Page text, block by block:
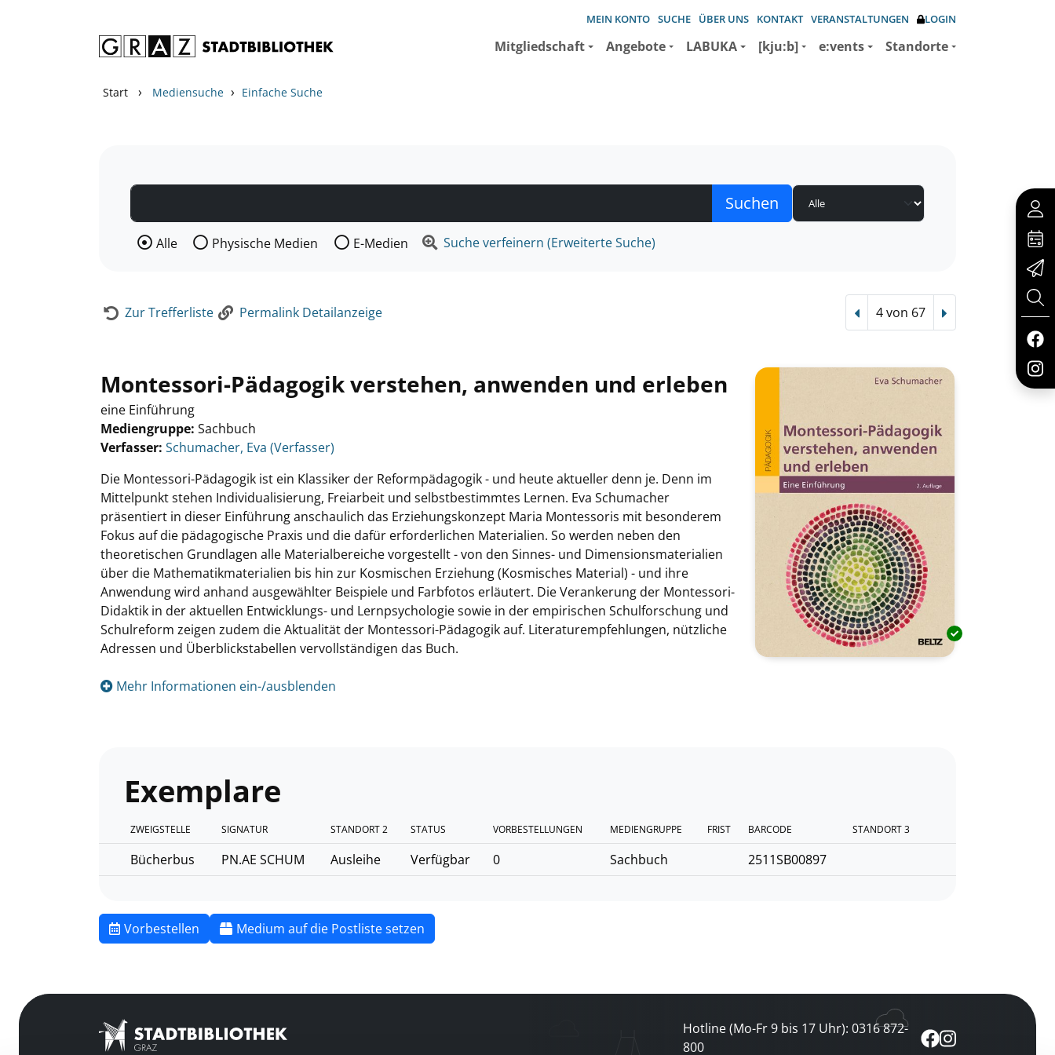
MEIN KONTO SUCHE ÜBER UNS KONTAKT VERANSTALTUNGEN LOGIN
Mitgliedschaft Angebote LABUKA [kju:b] e:vents Standorte
Start › Mediensuche › Einfache Suche
Wählen Sie die Medienart nach der Sie suchen wollen.
Alle Physische Medien E-Medien Suche verfeinern (Erweiterte Suche)
Zur Trefferliste Permalink Detailanzeige Vorheriger Treffer
4 von 67 Nächster Treffer
Montessori-Pädagogik verstehen, anwenden und erleben
eine Einführung
Mediengruppe: Sachbuch
Verfasser: Suche nach diesem Verfasser
Schumacher, Eva (Verfasser)
Die Montessori-Pädagogik ist ein Klassiker der Reformpädagogik - und heute aktueller denn je. Denn im
Mittelpunkt stehen Individualisierung, Freiarbeit und selbstbestimmtes Lernen. Eva Schumacher
präsentiert in dieser Einführung anschaulich das Erziehungskonzept Maria Montessoris mit besonderem
Fokus auf die pädagogische Praxis und die dafür erforderlichen Materialien. So werden neben den
theoretischen Grundlagen alle Materialbereiche vorgestellt - von den Sinnes- und Dimensionsmaterialien
über die Mathematikmaterialien bis hin zur Kosmischen Erziehung (Kosmisches Material) - und ihre
Anwendung wird anhand ausgewählter Beispiele und Farbfotos erläutert. Die Verankerung der Montessori-
Didaktik in der aktuellen Entwicklungs- und Lernpsychologie sowie in der empirischen Schulforschung und
Schulreform zeigen zudem die Aktualität der Montessori-Pädagogik auf. Literaturempfehlungen, nützliche
Adressen und Überblickstabellen vervollständigen das Buch.
Mehr Informationen ein-/ausblenden
Exemplare
ZWEIGSTELLE SIGNATUR STANDORT 2 STATUS VORBESTELLUNGEN MEDIENGRUPPE FRIST BARCODE STANDORT 3
Bücherbus PN.AE SCHUM Ausleihe Verfügbar 0 Sachbuch 2511SB00897
Vorbestellen Medium auf die Postliste setzen
Hotline (Mo-Fr 9 bis 17 Uhr): 0316 872-
800